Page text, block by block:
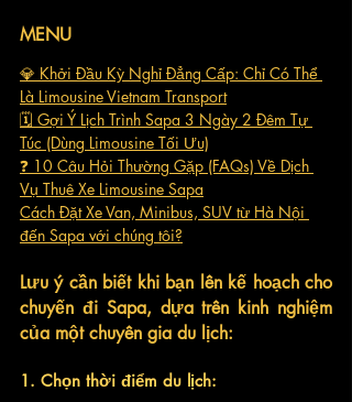
MENU
💎 Khởi Đầu Kỳ Nghỉ Đẳng Cấp: Chỉ Có Thể
Là Limousine Vietnam Transport
🗓️ Gợi Ý Lịch Trình Sapa 3 Ngày 2 Đêm Tự
Túc (Dùng Limousine Tối Ưu)
❓ 10 Câu Hỏi Thường Gặp (FAQs) Về Dịch
Vụ Thuê Xe Limousine Sapa
Cách Đặt Xe Van, Minibus, SUV từ Hà Nội
đến Sapa với chúng tôi?
Lưu ý cần biết khi bạn lên kế hoạch cho
chuyến đi Sapa, dựa trên kinh nghiệm
của một chuyên gia du lịch:
1. Chọn thời điểm du lịch: